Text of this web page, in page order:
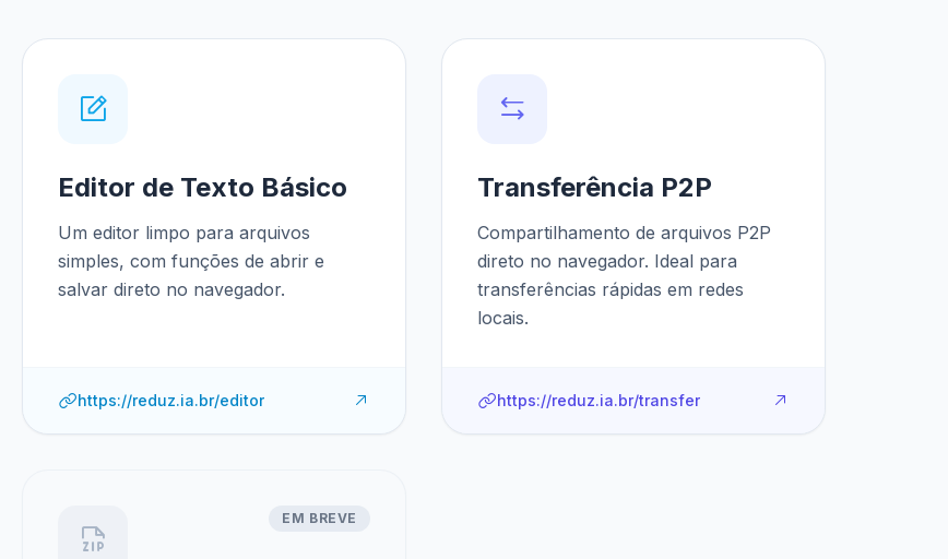
Editor de Texto Básico
Um editor limpo para arquivos
simples, com funções de abrir e
salvar direto no navegador.
https://reduz.ia.br/editor
Transferência P2P
Compartilhamento de arquivos P2P
direto no navegador. Ideal para
transferências rápidas em redes
locais.
https://reduz.ia.br/transfer
EM BREVE